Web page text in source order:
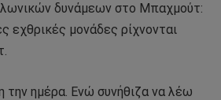
δυνάμεων στο Μπαχμούτ:
εχθρικές μονάδες ρίχνονται
την ημέρα. Ενώ συνήθιζα να λέω